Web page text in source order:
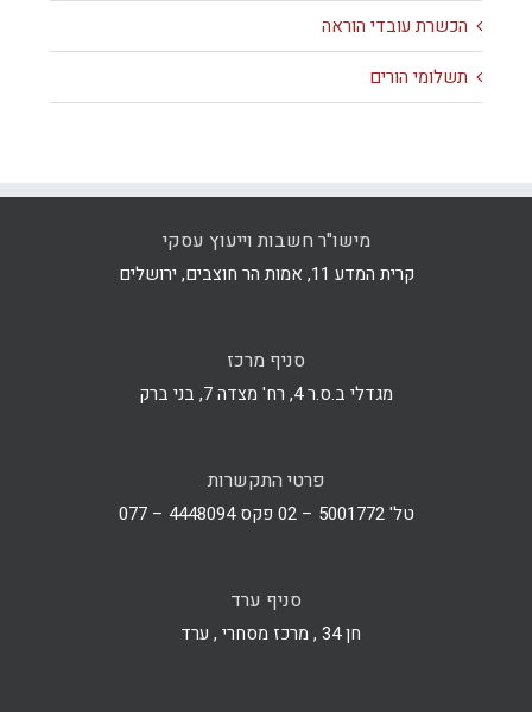
הכשרת עובדי הוראה
תשלומי הורים
מישו"ר חשבות וייעוץ עסקי
קרית המדע 11, אמות הר חוצבים, ירושלים
סניף מרכז
מגדלי ב.ס.ר 4, רח' מצדה 7, בני ברק
פרטי התקשרות
טל' 5001772 – 02 פקס 4448094 – 077
סניף ערד
חן 34 , מרכז מסחרי , ערד